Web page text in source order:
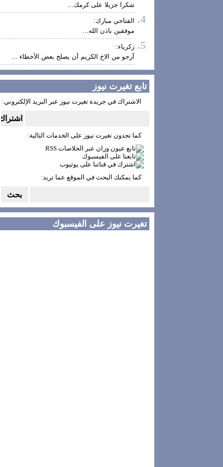
شكرا جزيلا على كرمك...
الفتاحي مبارك:
موفقين باذن الله...
زكرياء:
أرجو من الاخ الكريم أن يصلح بعض الأخطاء ...
تابع تغيرت نيوز
الاشتراك في جريدة تغيرت نيوز عبر البريد الإلكتروني:
كما تجدون تغيرت نيوز على الخدمات التالية:
كما يمكنك البحث في الموقع عما تريد:
تغيرت نيوز على الفيسبوك